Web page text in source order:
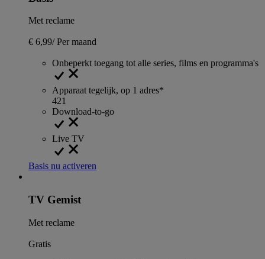
Met reclame
€ 6,99/Per maand
Onbeperkt toegang tot alle series, films en programma's
Apparaat tegelijk, op 1 adres*
421
Download-to-go
Live TV
Basis nu activeren
TV Gemist
Met reclame
Gratis